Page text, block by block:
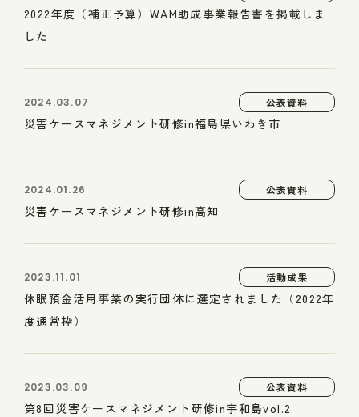
2022年度（補正予算）WAM助成事業報告書を掲載しま
した
2024.03.07 公表資料
災害ケースマネジメント研修in福島県いわき市
2024.01.26 公表資料
災害ケースマネジメント研修in高知
2023.11.01 活動成果
休眠預金活用事業の実行団体に選定されました（2022年
度通常枠）
2023.03.09 公表資料
第8回災害ケースマネジメント研修in宇和島vol.2